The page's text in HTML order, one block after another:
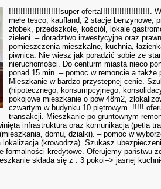
!!!!!!!!!!!!!!!!!!!!!!super oferta!!!!!!!!!!!!!!!!!!!!!.
mełe tesco, kaufland, 2 stacje benzynowe,
złobek, przedszkole, kościół, lokale
zieleni. – doradztwo inwestycyjne oraz
pomieszczenia mieszkalne, kuchnia,
piwnica. Nie wiesz jak poradzić sobie ze
nieruchomości. Do centurm miasta nieco
ponad 15 min. – pomoc w remoncie a także
Mieszkanie w bardzo przystepnej cenie.
(hipotecznego, konsumpcyjnego,
pokojowe mieszkanie o pow 48m2,
czwartym w budynku 10 piętrowym. !!!!!
transakcji. Mieszkanie po gruntownym
infrastruktura oraz komunikacja (petla
domu, działki). – pomoc w
lokalizacja (krowodrza). Szukasz
formalności kredytowe. Oferujemy państwu
składa się z : 3 pokoi–> jasnej